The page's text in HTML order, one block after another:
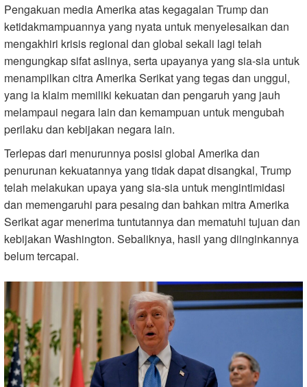
Pengakuan media Amerika atas kegagalan Trump dan
ketidakmampuannya yang nyata untuk menyelesaikan dan
mengakhiri krisis regional dan global sekali lagi telah
mengungkap sifat aslinya, serta upayanya yang sia-sia untuk
menampilkan citra Amerika Serikat yang tegas dan unggul,
yang ia klaim memiliki kekuatan dan pengaruh yang jauh
melampaui negara lain dan kemampuan untuk mengubah
perilaku dan kebijakan negara lain.
Terlepas dari menurunnya posisi global Amerika dan
penurunan kekuatannya yang tidak dapat disangkal, Trump
telah melakukan upaya yang sia-sia untuk mengintimidasi
dan memengaruhi para pesaing dan bahkan mitra Amerika
Serikat agar menerima tuntutannya dan mematuhi tujuan dan
kebijakan Washington. Sebaliknya, hasil yang diinginkannya
belum tercapai.